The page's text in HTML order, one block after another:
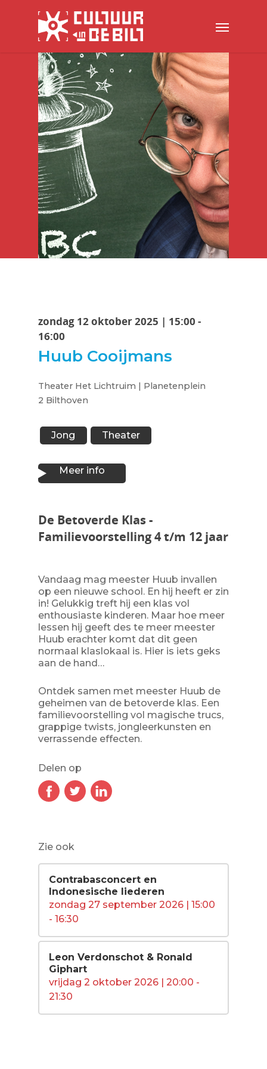
zondag 12 oktober 2025 | 15:00 -
16:00
Huub Cooijmans
Theater Het Lichtruim | Planetenplein
2 Bilthoven
Jong Theater
Meer info
De Betoverde Klas -
Familievoorstelling 4 t/m 12 jaar
Vandaag mag meester Huub invallen
op een nieuwe school. En hij heeft er zin
in! Gelukkig treft hij een klas vol
enthousiaste kinderen. Maar hoe meer
lessen hij geeft des te meer meester
Huub erachter komt dat dit geen
normaal klaslokaal is. Hier is iets geks
aan de hand…
Ontdek samen met meester Huub de
geheimen van de betoverde klas. Een
familievoorstelling vol magische trucs,
grappige twists, jongleerkunsten en
verrassende effecten.
Delen op
Zie ook
Contrabasconcert en
Indonesische liederen
zondag 27 september 2026 | 15:00
- 16:30
Leon Verdonschot & Ronald
Giphart
vrijdag 2 oktober 2026 | 20:00 -
21:30